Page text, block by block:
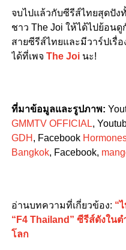
จบไปแล้วกับซีรีส์ไทยสุดปัง
ชาว The Joi ให้ได้ไปย้อน
สายซีรีส์ไทยและมีวาร์ปเรื่
ได้ที่เพจ The Joiนะ!
ที่มาข้อมูลและรูปภาพ:
GMMTV OFFICIAL​​,
GDH , Facebook
Bangkok, Facebook,
อ่านบทความที่เกี่ยวข้อง: “
“F4 Thailand” ซีรีส์ดังใน
โลก